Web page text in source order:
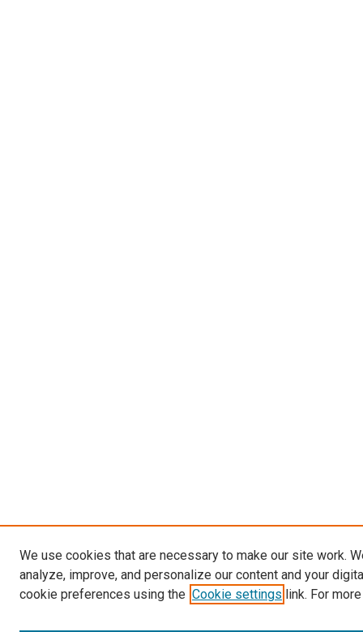
We use cookies that are necessary to make our site work.
analyze, improve, and personalize our content and your
cookie preferences using the Cookie settings link. For